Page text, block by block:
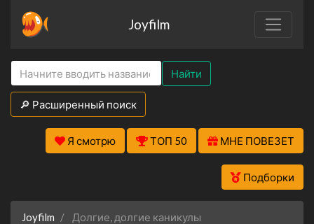
Joyfilm
Найти
🔎 Расширенный поиск
Я смотрю ТОП 50 МНЕ ПОВЕЗЕТ
Подборки
Joyfilm Долгие, долгие каникулы